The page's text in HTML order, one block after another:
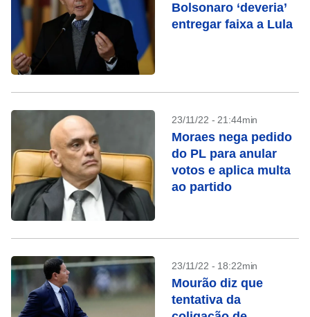
Bolsonaro ‘deveria’
entregar faixa a Lula
23/11/22 - 21:44min
Moraes nega pedido
do PL para anular
votos e aplica multa
ao partido
23/11/22 - 18:22min
Mourão diz que
tentativa da